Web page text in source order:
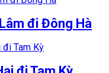
đi Đông Hà